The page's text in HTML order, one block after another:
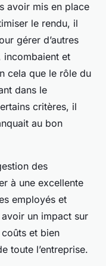
avoir mis en place
le rendu, il
gérer d’autres
incombaient et
cela que le rôle du
dans le
critères, il
au bon
des
à une excellente
employés et
un impact sur
et bien
toute l’entreprise.